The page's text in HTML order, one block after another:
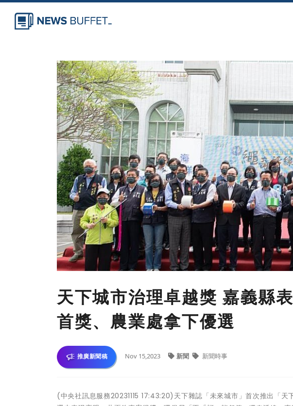
天下城市治理卓越獎 嘉義縣
首獎、農業處拿下優選
推廣新聞稿 Nov 15,2023 新聞 新聞時事
(中央社訊息服務20231115 17:43:20)天下雜誌「未來城市」首次推出「天